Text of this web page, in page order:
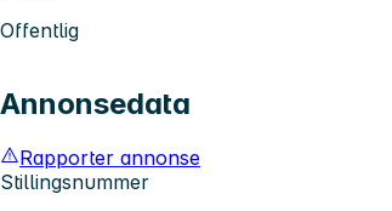
Offentlig
Annonsedata
Rapporter annonse
Stillingsnummer